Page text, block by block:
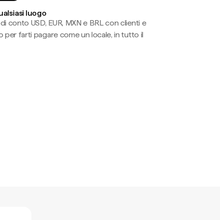
luogo
conto USD, EUR, MXN e BRL con clienti e
farti pagare come un locale, in tutto il